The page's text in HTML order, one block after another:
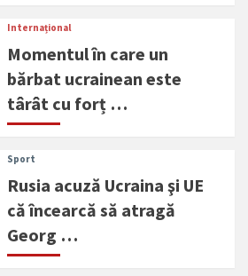
Internațional
Momentul în care un
bărbat ucrainean este
târât cu forț …
Sport
Rusia acuză Ucraina şi UE
că încearcă să atragă
Georg …